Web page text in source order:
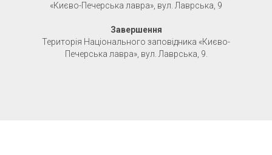
«Києво-Печерська лавра», вул. Лаврська, 9
Завершення
Територія Національного заповідника «Києво-
Печерська лавра», вул. Лаврська, 9.